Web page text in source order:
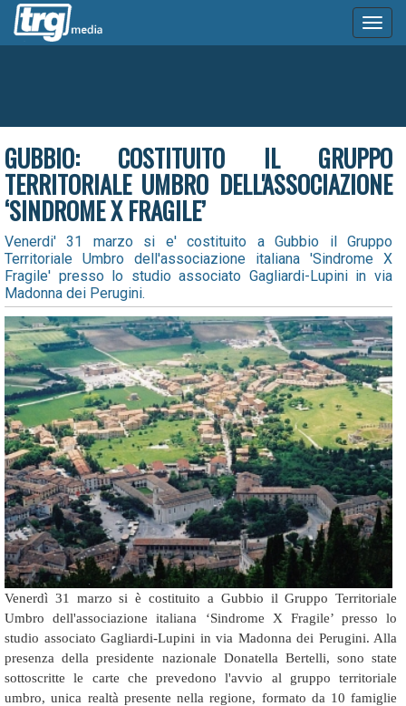
GUBBIO: COSTITUITO IL GRUPPO
TERRITORIALE UMBRO DELL'ASSOCIAZIONE
‘SINDROME X FRAGILE’
Venerdi' 31 marzo si e' costituito a Gubbio il Gruppo
Territoriale Umbro dell'associazione italiana 'Sindrome X
Fragile' presso lo studio associato Gagliardi-Lupini in via
Madonna dei Perugini.
Venerdì 31 marzo si è costituito a Gubbio il Gruppo Territoriale
Umbro dell'associazione italiana ‘Sindrome X Fragile’ presso lo
studio associato Gagliardi-Lupini in via Madonna dei Perugini. Alla
presenza della presidente nazionale Donatella Bertelli, sono state
sottoscritte le carte che prevedono l'avvio al gruppo territoriale
umbro, unica realtà presente nella regione, formato da 10 famiglie